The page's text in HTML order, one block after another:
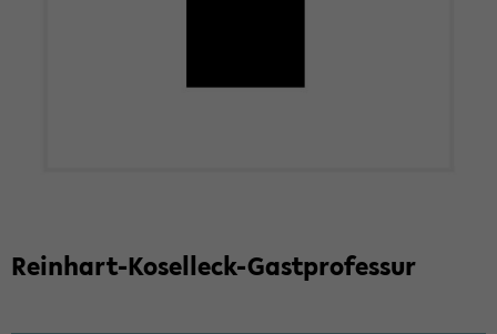
Reinhart-​Koselleck-Gastprofessur